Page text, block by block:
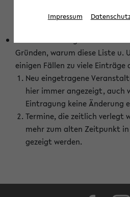
die Änderungen zeitnah
Gründen, warum diese Liste u.
einigen Fällen zu viele Einträge
Neu eingetragene
hier immer angezeigt, auch
Eintragung keine Änderung
Termine, die zeitlich verlegt
mehr zum alten Zeitpunkt
gezeigt werden.
Impressum